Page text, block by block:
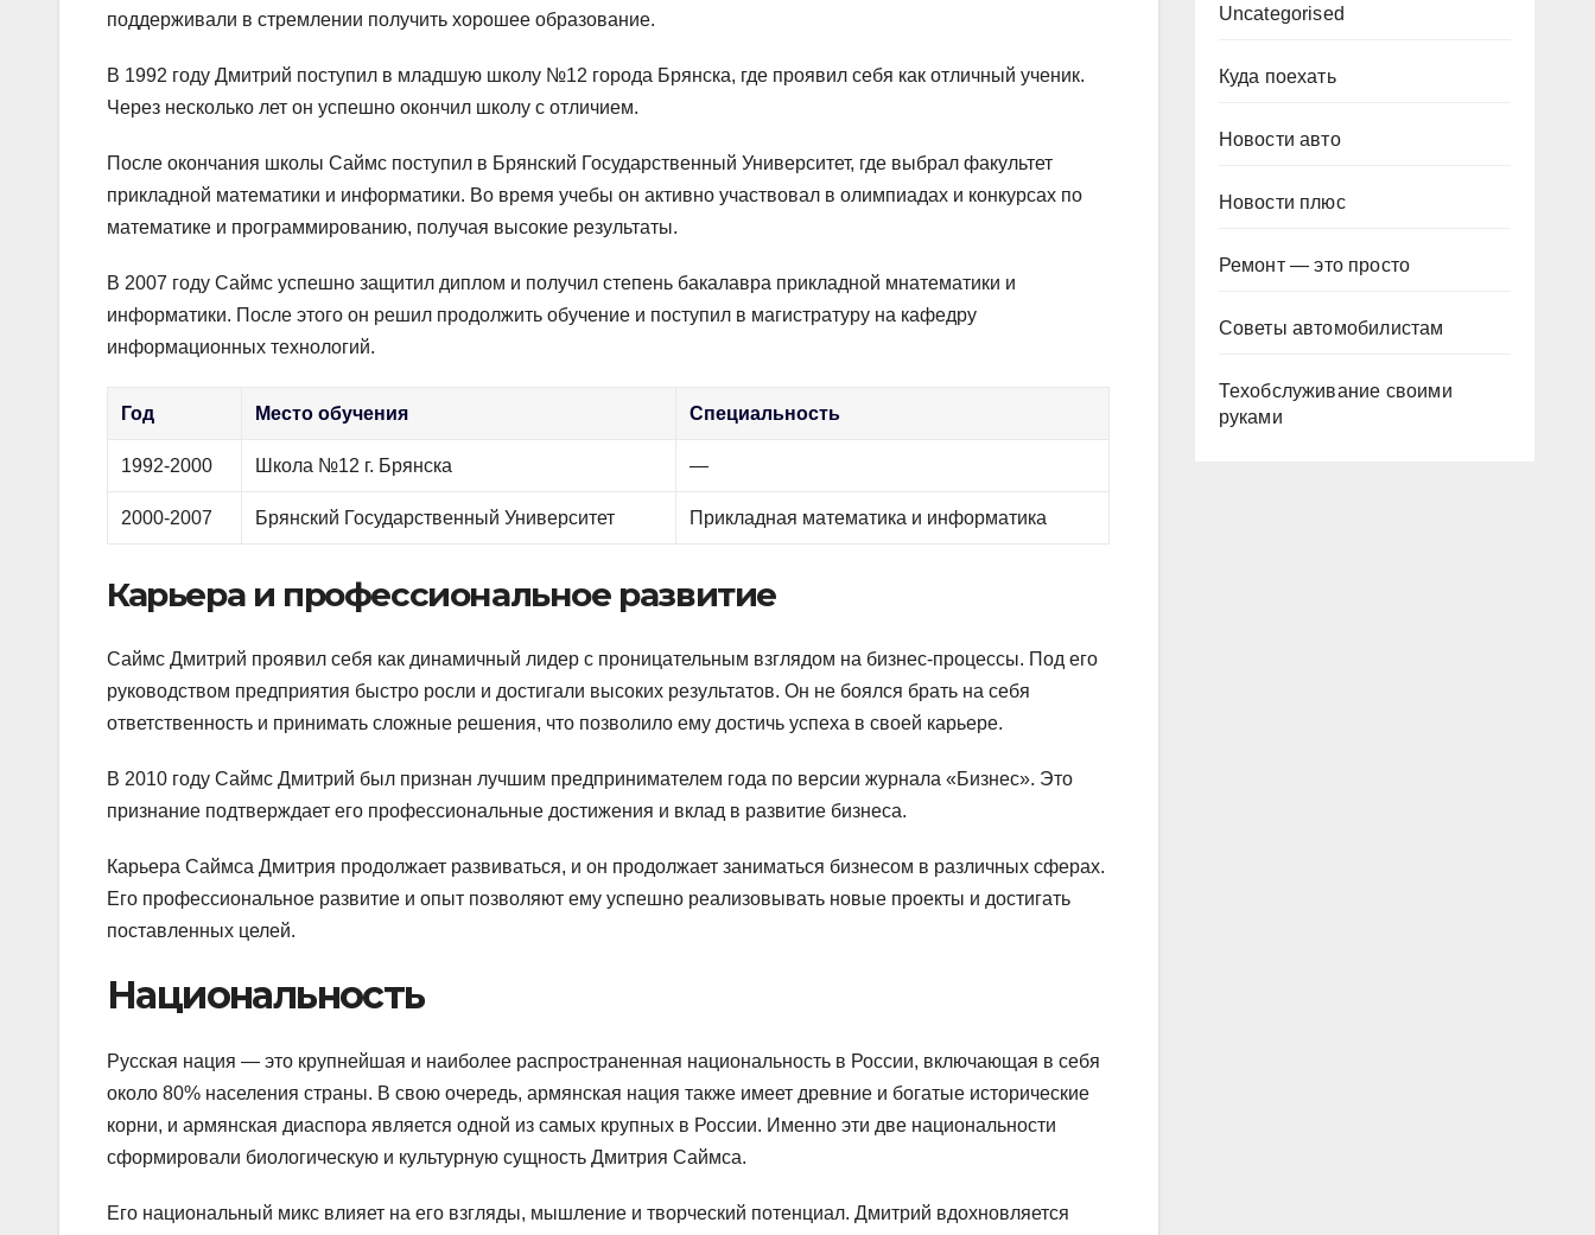
поддерживали в стремлении получить хорошее образование.
В 1992 году Дмитрий поступил в младшую школу №12 города Брянска, где проявил себя как отличный ученик.
Через несколько лет он успешно окончил школу с отличием.
После окончания школы Саймс поступил в Брянский Государственный Университет, где выбрал факультет
прикладной математики и информатики. Во время учебы он активно участвовал в олимпиадах и конкурсах по
математике и программированию, получая высокие результаты.
В 2007 году Саймс успешно защитил диплом и получил степень бакалавра прикладной мнатематики и
информатики. После этого он решил продолжить обучение и поступил в магистратуру на кафедру
информационных технологий.
Год Место обучения Специальность
1992-2000 Школа №12 г. Брянска —
2000-2007 Брянский Государственный Университет Прикладная математика и информатика
Карьера и профессиональное развитие
Саймс Дмитрий проявил себя как динамичный лидер с проницательным взглядом на бизнес-процессы. Под его
руководством предприятия быстро росли и достигали высоких результатов. Он не боялся брать на себя
ответственность и принимать сложные решения, что позволило ему достичь успеха в своей карьере.
В 2010 году Саймс Дмитрий был признан лучшим предпринимателем года по версии журнала «Бизнес». Это
признание подтверждает его профессиональные достижения и вклад в развитие бизнеса.
Карьера Саймса Дмитрия продолжает развиваться, и он продолжает заниматься бизнесом в различных сферах.
Его профессиональное развитие и опыт позволяют ему успешно реализовывать новые проекты и достигать
поставленных целей.
Национальность
Русская нация — это крупнейшая и наиболее распространенная национальность в России, включающая в себя
около 80% населения страны. В свою очередь, армянская нация также имеет древние и богатые исторические
корни, и армянская диаспора является одной из самых крупных в России. Именно эти две национальности
сформировали биологическую и культурную сущность Дмитрия Саймса.
Его национальный микс влияет на его взгляды, мышление и творческий потенциал. Дмитрий вдохновляется
Uncategorised
Куда поехать
Новости авто
Новости плюс
Ремонт — это просто
Советы автомобилистам
Техобслуживание своими
руками